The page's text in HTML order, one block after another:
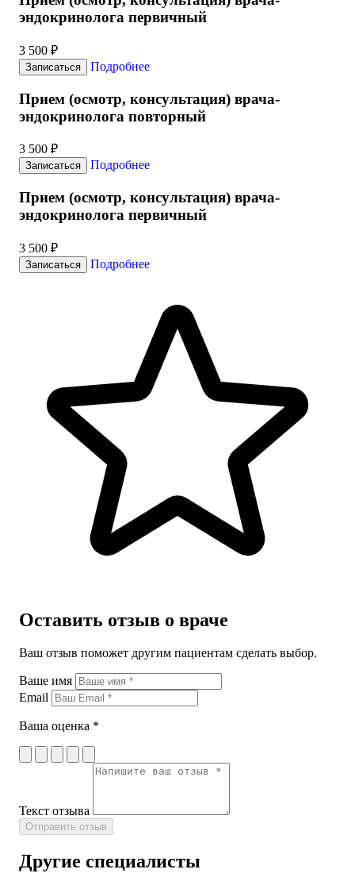
эндокринолога первичный
3 500 ₽
Записаться Подробнее
Прием (осмотр, консультация) врача-
эндокринолога повторный
3 500 ₽
Записаться Подробнее
Прием (осмотр, консультация) врача-
эндокринолога первичный
3 500 ₽
Записаться Подробнее
Оставить отзыв о враче
Ваш отзыв поможет другим пациентам сделать выбор.
Ваше имя
Email
Ваша оценка *
Текст отзыва
Отправить отзыв
Другие специалисты